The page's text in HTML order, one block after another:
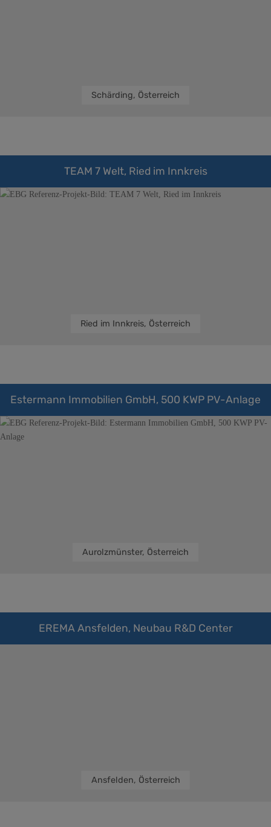
Schärding, Österreich
TEAM 7 Welt, Ried im Innkreis
Ried im Innkreis, Österreich
Estermann Immobilien GmbH, 500 KWP PV-Anlage
Aurolzmünster, Österreich
EREMA Ansfelden, Neubau R&D Center
Ansfelden, Österreich